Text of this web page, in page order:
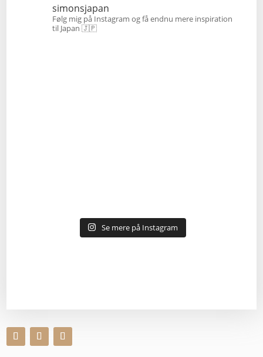
simonsjapan
Følg mig på Instagram og få endnu mere inspiration
til Japan 🇯🇵
Se mere på Instagram